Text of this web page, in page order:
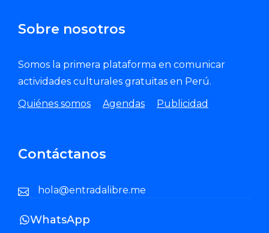
Sobre nosotros
Somos la primera plataforma en comunicar
actividades culturales gratuitas en Perú.
Quiénes somos
Agendas Publicidad
Contáctanos
hola@entradalibre.me
WhatsApp